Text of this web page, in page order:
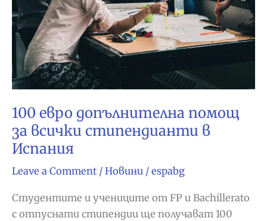
100 евро допълнителна помощ
за всички стипендианти в
Испания
Leave a Comment / Новини / espabg
Студентите и учениците от FP и Bachillerato
с отпуснати стипендии ще получават 100